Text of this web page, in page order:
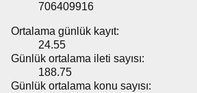
706409916
Ortalama günlük kayıt:
24.55
Günlük ortalama ileti sayısı:
188.75
Günlük ortalama konu sayısı: